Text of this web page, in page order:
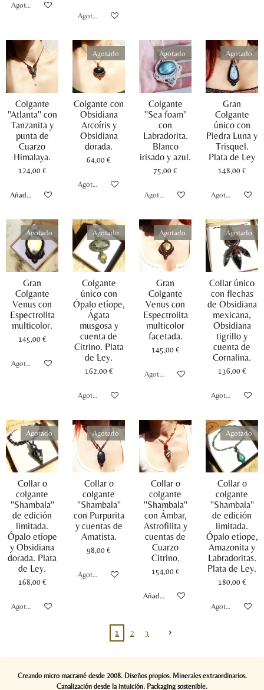
Agotado
Agotado
Colgante
''Atlanta'' con
Tanzanita y
punta de
Cuarzo
Himalaya.
124,00 €
Añadir al carrito
Agotado
Colgante con
Obsidiana
Arcoíris y
Obsidiana
dorada.
64,00 €
Agotado
Agotado
Colgante
''Sea foam''
con
Labradorita.
Blanco
irisado y azul.
75,00 €
Agotado
Agotado
Gran
Colgante
único con
Piedra Luna y
Trisquel.
Plata de Ley
148,00 €
Agotado
Agotado
Gran
Colgante
Venus con
Espectrolita
multicolor.
145,00 €
Agotado
Agotado
Colgante
único con
Ópalo etíope,
Ágata
musgosa y
cuenta de
Citrino. Plata
de Ley.
162,00 €
Agotado
Agotado
Gran
Colgante
Venus con
Espectrolita
multicolor
facetada.
145,00 €
Agotado
Agotado
Collar único
con flechas
de Obsidiana
mexicana,
Obsidiana
tigrillo y
cuenta de
Cornalina.
136,00 €
Agotado
Agotado
Collar o
colgante
''Shambala''
de edición
limitada.
Ópalo etíope
y Obsidiana
dorada. Plata
de Ley.
168,00 €
Agotado
Agotado
Collar o
colgante
''Shambala''
con Purpurita
y cuentas de
Amatista.
98,00 €
Agotado
Collar o
colgante
''Shambala''
con Ámbar,
Astrofilita y
cuentas de
Cuarzo
Citrino.
154,00 €
Añadir al carrito
Agotado
Collar o
colgante
''Shambala''
de edición
limitada.
Ópalo etíope,
Amazonita y
Labradoritas.
Plata de Ley.
180,00 €
Agotado
1 2 3
Creando micro macramé desde 2008. Diseños propios. Minerales extraordinarios.
Canalización desde la intuición. Packaging sostenible.